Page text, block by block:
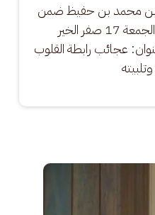
بن محمد بن حفيظ ضمن
سلسلة إرشادات السلوك ليلة الجمعة 17 صفر الخير
عجائب رابطة القلوب